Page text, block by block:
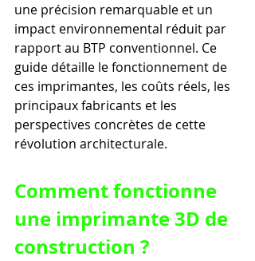
une précision remarquable et un
impact environnemental réduit par
rapport au BTP conventionnel. Ce
guide détaille le fonctionnement de
ces imprimantes, les coûts réels, les
principaux fabricants et les
perspectives concrètes de cette
révolution architecturale.
Comment fonctionne
une imprimante 3D de
construction ?